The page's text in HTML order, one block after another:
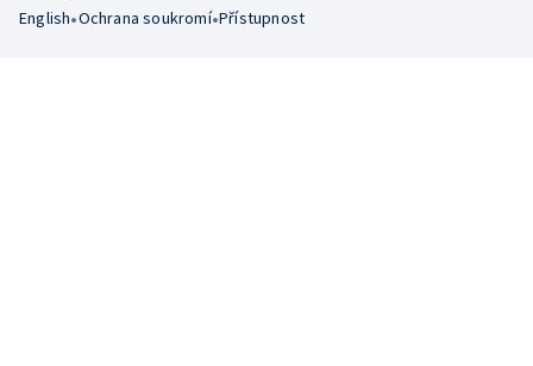
English•Ochrana soukromí•Přístupnost